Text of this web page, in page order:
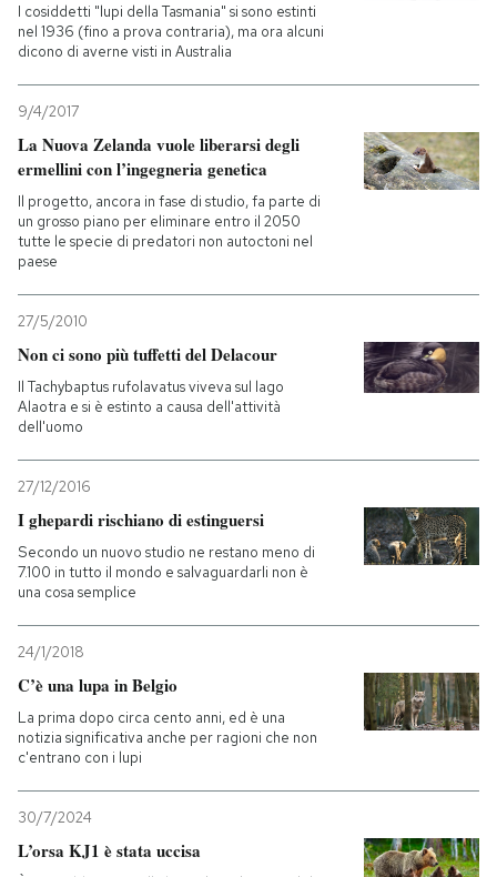
I cosiddetti "lupi della Tasmania" si sono estinti
nel 1936 (fino a prova contraria), ma ora alcuni
dicono di averne visti in Australia
9/4/2017
La Nuova Zelanda vuole liberarsi degli
ermellini con l’ingegneria genetica
Il progetto, ancora in fase di studio, fa parte di
un grosso piano per eliminare entro il 2050
tutte le specie di predatori non autoctoni nel
paese
27/5/2010
Non ci sono più tuffetti del Delacour
Il Tachybaptus rufolavatus viveva sul lago
Alaotra e si è estinto a causa dell'attività
dell'uomo
27/12/2016
I ghepardi rischiano di estinguersi
Secondo un nuovo studio ne restano meno di
7.100 in tutto il mondo e salvaguardarli non è
una cosa semplice
24/1/2018
C’è una lupa in Belgio
La prima dopo circa cento anni, ed è una
notizia significativa anche per ragioni che non
c'entrano con i lupi
30/7/2024
L’orsa KJ1 è stata uccisa